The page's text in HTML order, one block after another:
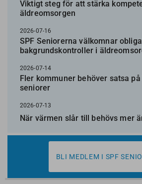
Viktigt steg för att stärka
äldreomsorgen
2026-07-16
SPF Seniorerna välkomnar
bakgrundskontroller i
2026-07-14
Fler kommuner behöver satsa
seniorer
2026-07-13
När värmen slår till behövs mer
BLI MEDLEM I SPF